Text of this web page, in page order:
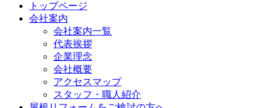
トップページ
会社案内
会社案内一覧
代表挨拶
企業理念
会社概要
アクセスマップ
スタッフ・職人紹介